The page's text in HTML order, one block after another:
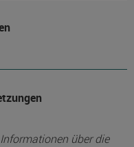
über die